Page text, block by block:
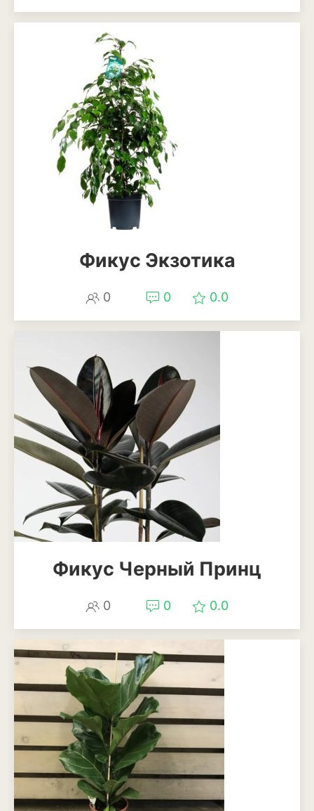
Ягоды
Фикус Экзотика
0 0 0.0
Фикус Черный Принц
0 0 0.0